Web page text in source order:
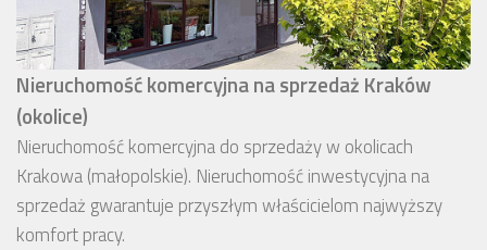
Nieruchomość komercyjna na sprzedaż Kraków
(okolice)
Nieruchomość komercyjna do sprzedaży w okolicach
Krakowa (małopolskie). Nieruchomość inwestycyjna na
sprzedaż gwarantuje przyszłym właścicielom najwyższy
komfort pracy.